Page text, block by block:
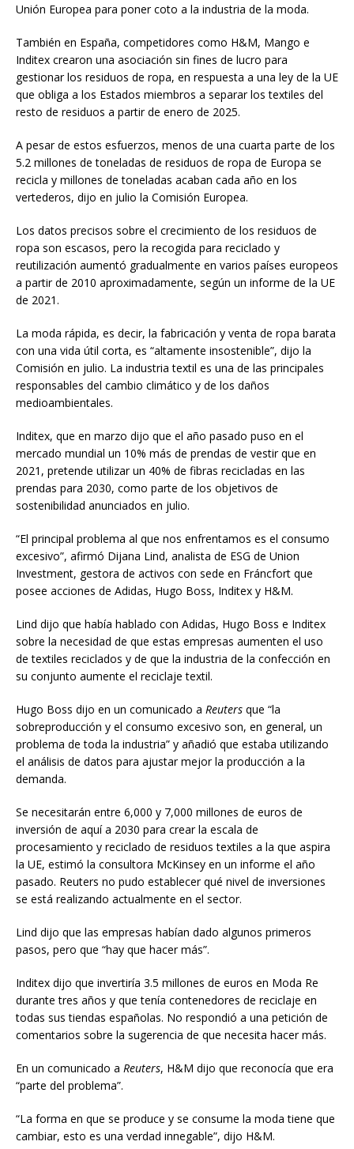
Unión Europea para poner coto a la industria de la moda.
También en España, competidores como H&M, Mango e
Inditex crearon una asociación sin fines de lucro para
gestionar los residuos de ropa, en respuesta a una ley de la UE
que obliga a los Estados miembros a separar los textiles del
resto de residuos a partir de enero de 2025.
A pesar de estos esfuerzos, menos de una cuarta parte de los
5.2 millones de toneladas de residuos de ropa de Europa se
recicla y millones de toneladas acaban cada año en los
vertederos, dijo en julio la Comisión Europea.
Los datos precisos sobre el crecimiento de los residuos de
ropa son escasos, pero la recogida para reciclado y
reutilización aumentó gradualmente en varios países europeos
a partir de 2010 aproximadamente, según un informe de la UE
de 2021.
La moda rápida, es decir, la fabricación y venta de ropa barata
con una vida útil corta, es “altamente insostenible”, dijo la
Comisión en julio. La industria textil es una de las principales
responsables del cambio climático y de los daños
medioambientales.
Inditex, que en marzo dijo que el año pasado puso en el
mercado mundial un 10% más de prendas de vestir que en
2021, pretende utilizar un 40% de fibras recicladas en las
prendas para 2030, como parte de los objetivos de
sostenibilidad anunciados en julio.
“El principal problema al que nos enfrentamos es el consumo
excesivo”, afirmó Dijana Lind, analista de ESG de Union
Investment, gestora de activos con sede en Fráncfort que
posee acciones de Adidas, Hugo Boss, Inditex y H&M.
Lind dijo que había hablado con Adidas, Hugo Boss e Inditex
sobre la necesidad de que estas empresas aumenten el uso
de textiles reciclados y de que la industria de la confección en
su conjunto aumente el reciclaje textil.
Hugo Boss dijo en un comunicado a Reuters que “la
sobreproducción y el consumo excesivo son, en general, un
problema de toda la industria” y añadió que estaba utilizando
el análisis de datos para ajustar mejor la producción a la
demanda.
Se necesitarán entre 6,000 y 7,000 millones de euros de
inversión de aquí a 2030 para crear la escala de
procesamiento y reciclado de residuos textiles a la que aspira
la UE, estimó la consultora McKinsey en un informe el año
pasado. Reuters no pudo establecer qué nivel de inversiones
se está realizando actualmente en el sector.
Lind dijo que las empresas habían dado algunos primeros
pasos, pero que “hay que hacer más”.
Inditex dijo que invertiría 3.5 millones de euros en Moda Re
durante tres años y que tenía contenedores de reciclaje en
todas sus tiendas españolas. No respondió a una petición de
comentarios sobre la sugerencia de que necesita hacer más.
En un comunicado a Reuters, H&M dijo que reconocía que era
“parte del problema”.
“La forma en que se produce y se consume la moda tiene que
cambiar, esto es una verdad innegable”, dijo H&M.